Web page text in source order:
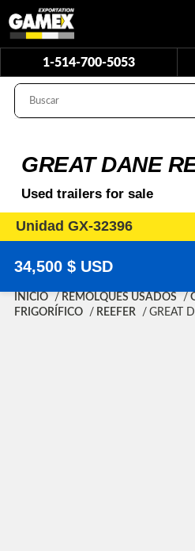
1-514-700-5053
GREAT DANE
Used trailers for sale
Unidad GX-32396
34,500 $ USD
INICIO REMOLQUES USADOS
FRIGORÍFICO
REEFER GREAT